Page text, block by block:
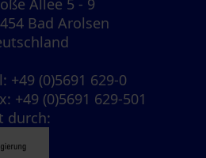
Allee 5 - 9
Bad Arolsen
: +49 (0)5691 629-0
: +49 (0)5691 629-501
durch: